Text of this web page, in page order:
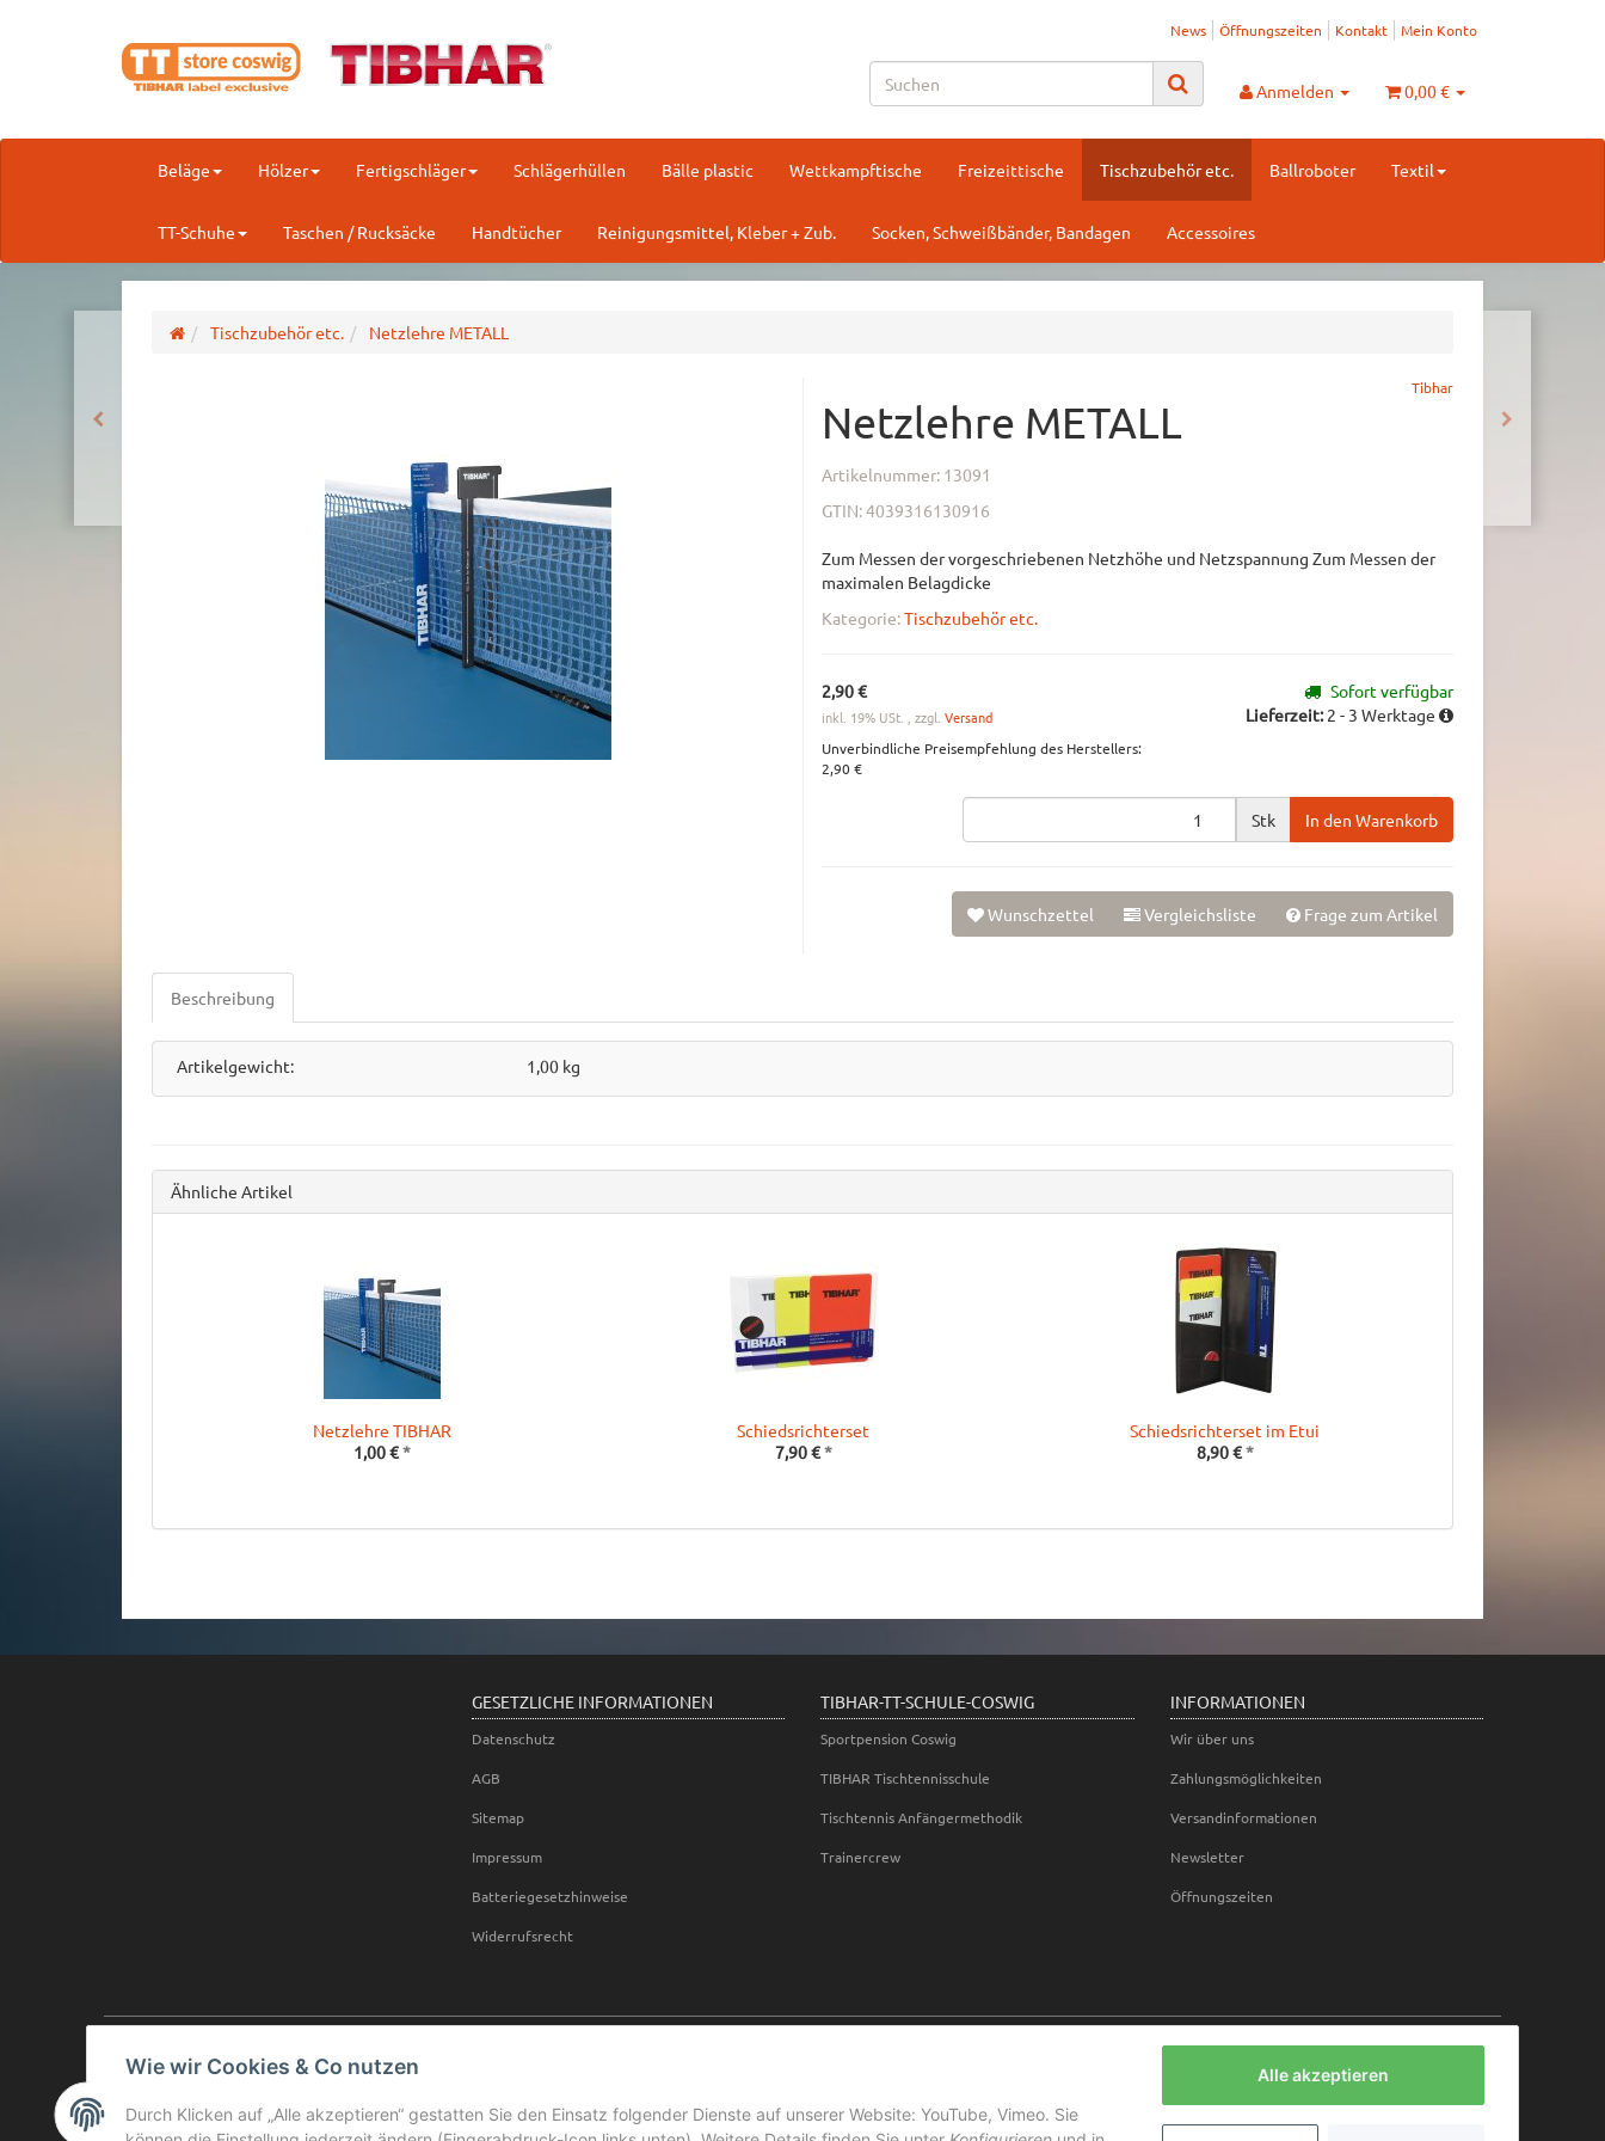
News Öffnungszeiten Kontakt Mein Konto
Anmelden 0,00 €
Beläge Hölzer Fertigschläger Schlägerhüllen Bälle plastic Wettkampftische Freizeittische Tischzubehör etc. Ballroboter Textil
TT-Schuhe Taschen / Rucksäcke Handtücher Reinigungsmittel, Kleber + Zub. Socken, Schweißbänder, Bandagen Accessoires
Tischzubehör etc. Netzlehre METALL
Tibhar
Netzlehre METALL
Artikelnummer: 13091
GTIN:4039316130916
Zum Messen der vorgeschriebenen Netzhöhe und Netzspannung Zum Messen der
maximalen Belagdicke
Kategorie:Tischzubehör etc.
2,90 €
inkl. 19% USt. , zzgl. Versand
Unverbindliche Preisempfehlung des Herstellers:
2,90 €
Sofort verfügbar
Lieferzeit:2 - 3 Werktage
Stk In den Warenkorb
Wunschzettel Vergleichsliste Frage zum Artikel
Beschreibung
Artikelgewicht: 1,00 kg
Ähnliche Artikel
Netzlehre TIBHAR
1,00 €*
Schiedsrichterset
7,90 €*
Schiedsrichterset im Etui
8,90 €*
GESETZLICHE INFORMATIONEN
Datenschutz
AGB
Sitemap
Impressum
Batteriegesetzhinweise
Widerrufsrecht
TIBHAR-TT-SCHULE-COSWIG
Sportpension Coswig
TIBHAR Tischtennisschule
Tischtennis Anfängermethodik
Trainercrew
INFORMATIONEN
Wir über uns
Zahlungsmöglichkeiten
Versandinformationen
Newsletter
Öffnungszeiten
Wie wir Cookies & Co nutzen
Durch Klicken auf „Alle akzeptieren“ gestatten Sie den Einsatz folgender Dienste auf unserer Website: YouTube, Vimeo. Sie
Alle akzeptieren